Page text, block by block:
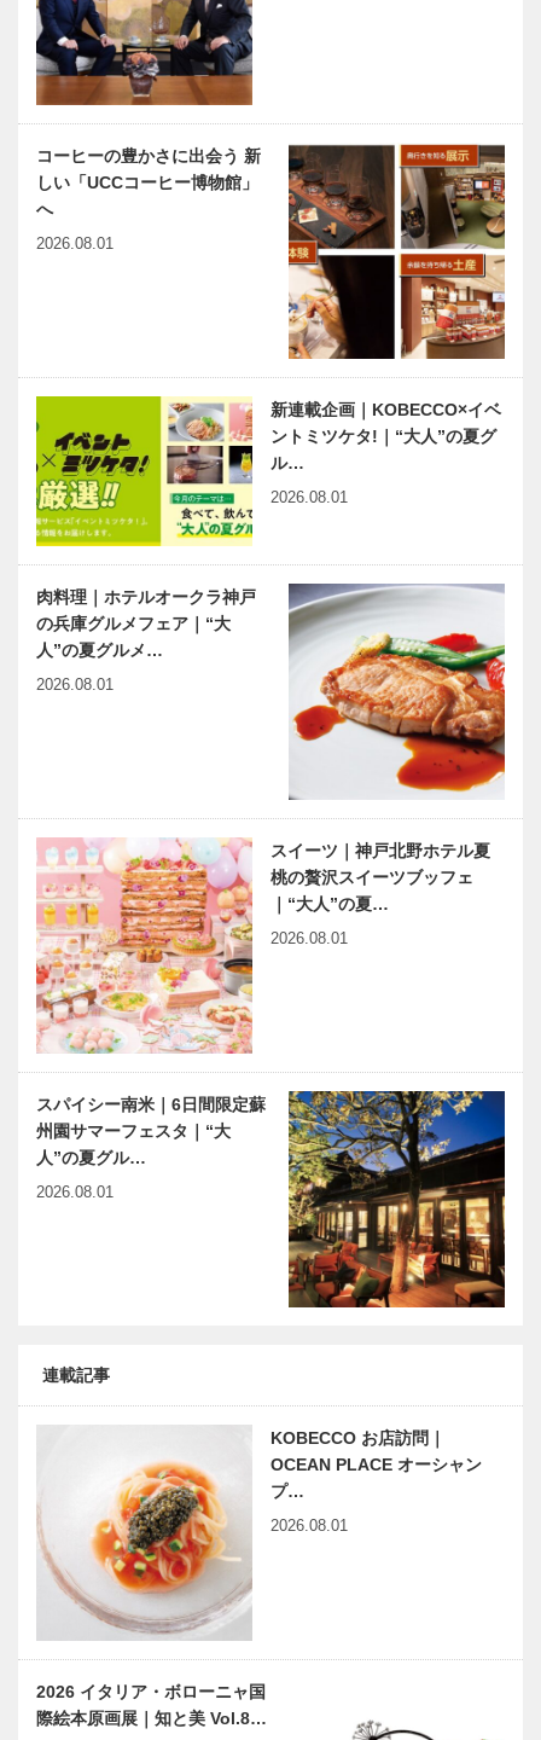
挑戦が始まる
『Bistoro …
新春インタビ
ュー｜本流・
神戸洋服「柴
店」５代目店
主の三代・柴
の夢を叶える 「Ma…
連載エッセイ
／喫茶店の書
斎から67
杉山平一氏の
果敢な虎の如
く！
NEKOBE｜
（クアドリフ
ォリオ）…
コーヒーの豊かさに出会う 新
しい「UCCコーヒー博物館」
へ
2026.08.01
新連載企画｜KOBECCO×イベ
ントミツケタ!｜“大人”の夏グ
ル…
2026.08.01
肉料理｜ホテルオークラ神戸
の兵庫グルメフェア｜“大
人”の夏グルメ…
2026.08.01
スイーツ｜神戸北野ホテル夏
桃の贅沢スイーツブッフェ
｜“大人”の夏…
2026.08.01
スパイシー南米｜6日間限定蘇
州園サマーフェスタ｜“大
人”の夏グル…
2026.08.01
連載記事
KOBECCO お店訪問｜
OCEAN PLACE オーシャン
プ…
2026.08.01
2026 イタリア・ボローニャ国
際絵本原画展｜知と美 Vol.8…